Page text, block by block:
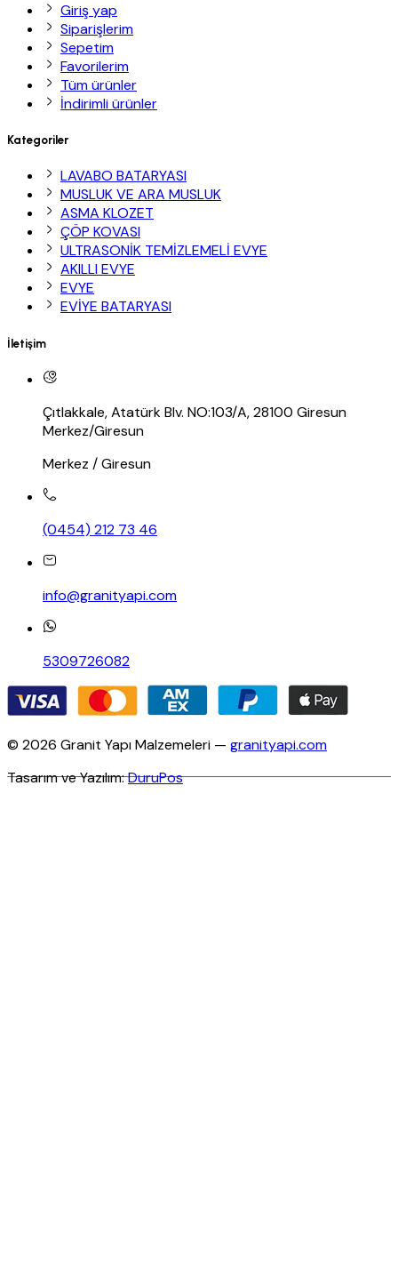
Giriş yap
Siparişlerim
Sepetim
Favorilerim
Tüm ürünler
İndirimli ürünler
Kategoriler
LAVABO BATARYASI
MUSLUK VE ARA MUSLUK
ASMA KLOZET
ÇÖP KOVASI
ULTRASONİK TEMİZLEMELİ EVYE
AKILLI EVYE
EVYE
EVİYE BATARYASI
İletişim
Çıtlakkale, Atatürk Blv. NO:103/A, 28100 Giresun
Merkez/Giresun
Merkez / Giresun
(0454) 212 73 46
info@granityapi.com
5309726082
© 2026 Granit Yapı Malzemeleri — granityapi.com
Tasarım ve Yazılım:DuruPos